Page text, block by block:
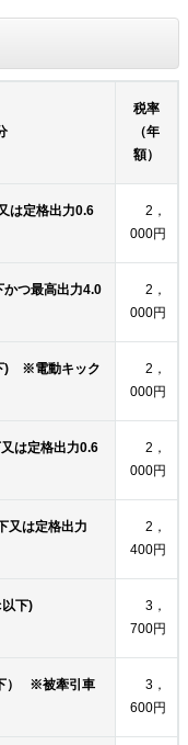
税率
（年
額）
は定格出力0.6
2，
000円
つ最高出力4.0
2，
000円
) ※電動キック
2，
000円
は定格出力0.6
2，
000円
は定格出力
2，
400円
下)
3，
700円
※被牽引車
3，
600円